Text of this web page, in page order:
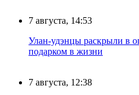
7 августа, 14:53
Улан-удэнцы раскрыли в
подарком в жизни
7 августа, 12:38